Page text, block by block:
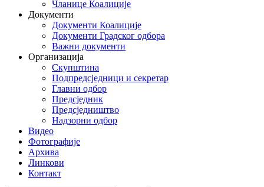
Чланице Коалиције
Документи
Документи Коалиције
Документи Градског одбора
Важни документи
Организација
Скупштина
Подпредсједници и секретар
Главни одбор
Предсједник
Предсједништво
Надзорни одбор
Видео
Фотографије
Архива
Линкови
Контакт